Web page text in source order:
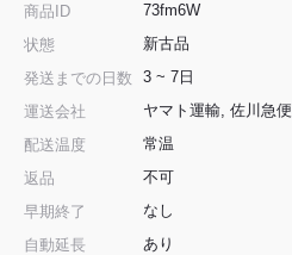
商品ID
73fm6W
状態
新古品
発送までの日数
3 ~ 7日
運送会社
ヤマト運輸, 佐川急便
配送温度
常温
返品
不可
早期終了
なし
自動延長
あり